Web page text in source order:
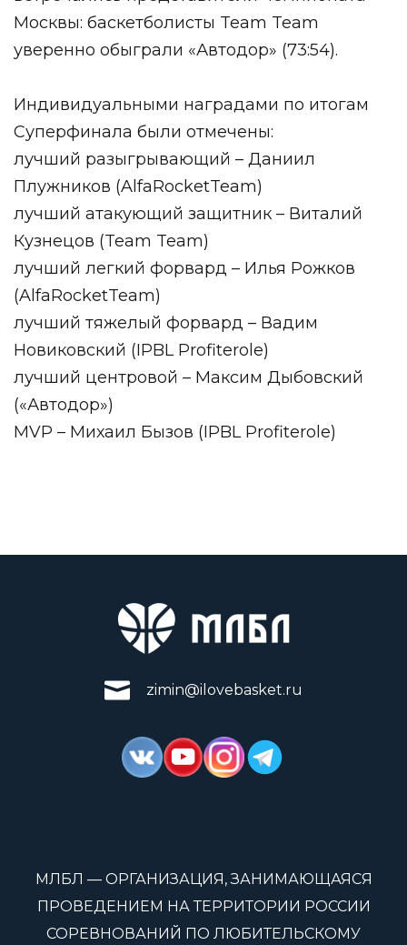
Москвы: баскетболисты Team Team
уверенно обыграли «Автодор» (73:54).
Индивидуальными наградами по итогам
Суперфинала были отмечены:
лучший разыгрывающий – Даниил
Плужников (AlfaRocketTeam)
лучший атакующий защитник – Виталий
Кузнецов (Team Team)
лучший легкий форвард – Илья Рожков
(AlfaRocketTeam)
лучший тяжелый форвард – Вадим
Новиковский (IPBL Profiterole)
лучший центровой – Максим Дыбовский
(«Автодор»)
MVP – Михаил Бызов (IPBL Profiterole)
zimin@ilovebasket.ru
МЛБЛ — ОРГАНИЗАЦИЯ, ЗАНИМАЮЩАЯСЯ
ПРОВЕДЕНИЕМ НА ТЕРРИТОРИИ РОССИИ
СОРЕВНОВАНИЙ ПО ЛЮБИТЕЛЬСКОМУ